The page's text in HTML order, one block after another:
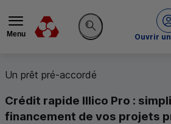
Menu
Rechercher sur le site
Ouvrir
Bienvenue au
Nous vous proposons
À la une du Crédit
Un prêt pré-accordé
Crédit rapide Illico Pro :
financement de vos projets